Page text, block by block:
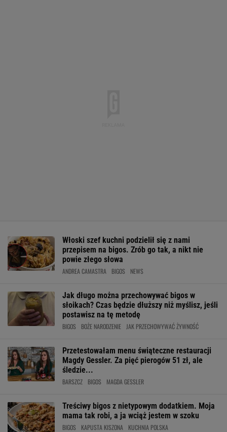
Włoski szef kuchni podzielił się z nami
przepisem na bigos. Zrób go tak, a nikt nie
powie złego słowa
ANDREA CAMASTRA BIGOS NEWS
Jak długo można przechowywać bigos w
słoikach? Czas będzie dłuższy niż myślisz, jeśli
postawisz na tę metodę
BIGOS BOŻE NARODZENIE JAK PRZECHOWYWAĆ ŻYWNOŚĆ
Przetestowałam menu świąteczne restauracji
Magdy Gessler. Za pięć pierogów 51 zł, ale
śledzie...
BARSZCZ BIGOS MAGDA GESSLER
Treściwy bigos z nietypowym dodatkiem. Moja
mama tak robi, a ja wciąż jestem w szoku
BIGOS KAPUSTA KISZONA KUCHNIA POLSKA